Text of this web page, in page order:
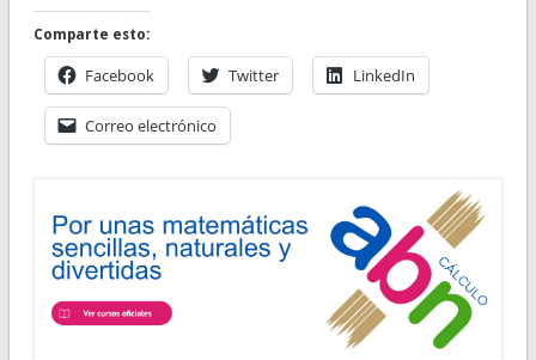
Comparte esto:
Facebook Twitter LinkedIn
Correo electrónico